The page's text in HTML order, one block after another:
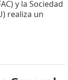
y la Sociedad
realiza un